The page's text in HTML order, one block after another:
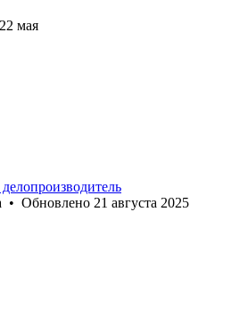
22 мая
• Обновлено 21 августа 2025